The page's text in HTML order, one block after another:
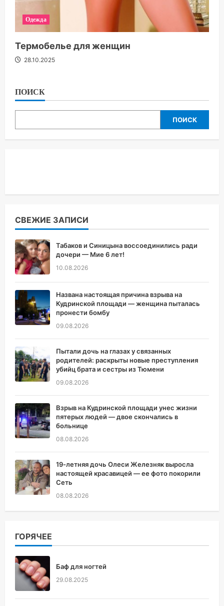
Одежда
Термобелье для женщин
28.10.2025
ПОИСК
ПОИСК
СВЕЖИЕ ЗАПИСИ
Табаков и Синицына воссоединились ради
дочери — Мие 6 лет!
10.08.2026
Названа настоящая причина взрыва на
Кудринской площади — женщина пыталась
пронести бомбу
09.08.2026
Пытали дочь на глазах у связанных
родителей: раскрыты новые преступления
убийц брата и сестры из Тюмени
09.08.2026
Взрыв на Кудринской площади унес жизни
пятерых людей — двое скончались в
больнице
08.08.2026
19-летняя дочь Олеси Железняк выросла
настоящей красавицей — ее фото покорили
Сеть
08.08.2026
ГОРЯЧЕЕ
Баф для ногтей
29.08.2025